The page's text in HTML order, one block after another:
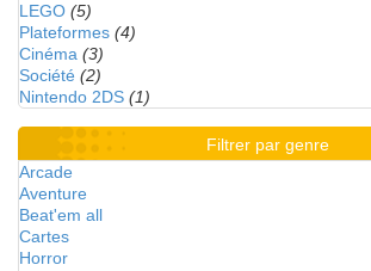
LEGO (5)
Plateformes (4)
Cinéma (3)
Société (2)
Nintendo 2DS (1)
Filtrer par genre
Arcade
Aventure
Beat'em all
Cartes
Horror